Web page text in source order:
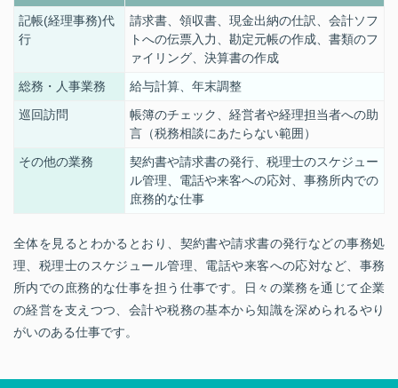
記帳(経理事務)代
行
請求書、領収書、現金出納の仕訳、会計ソフ
トへの伝票入力、勘定元帳の作成、書類のフ
ァイリング、決算書の作成
総務・人事業務
給与計算、年末調整
巡回訪問
帳簿のチェック、経営者や経理担当者への助
言（税務相談にあたらない範囲）
その他の業務
契約書や請求書の発行、税理士のスケジュー
ル管理、電話や来客への応対、事務所内での
庶務的な仕事
全体を見るとわかるとおり、契約書や請求書の発行などの事務処
理、税理士のスケジュール管理、電話や来客への応対など、事務
所内での庶務的な仕事を担う仕事です。日々の業務を通じて企業
の経営を支えつつ、会計や税務の基本から知識を深められるやり
がいのある仕事です。